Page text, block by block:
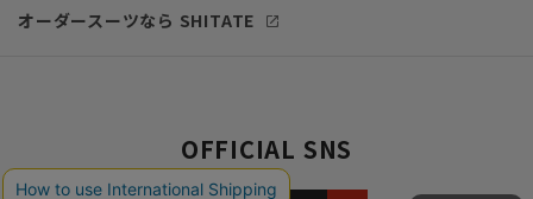
オーダースーツなら SHITATE
OFFICIAL SNS